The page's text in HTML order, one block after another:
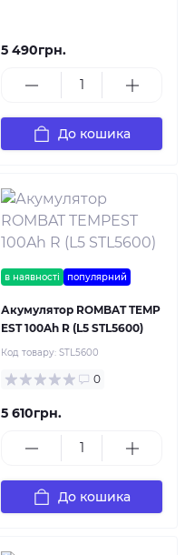
5 490грн.
До кошика
в наявності популярний
Акумулятор ROMBAT TEMP
EST 100Ah R (L5 STL5600)
Код товару: STL5600
0
5 610грн.
До кошика